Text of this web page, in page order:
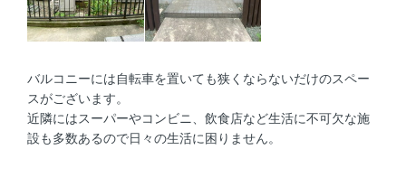
バルコニーには自転車を置いても狭くならないだけのスペー
スがございます。
近隣にはスーパーやコンビニ、飲食店など生活に不可欠な施
設も多数あるので日々の生活に困りません。